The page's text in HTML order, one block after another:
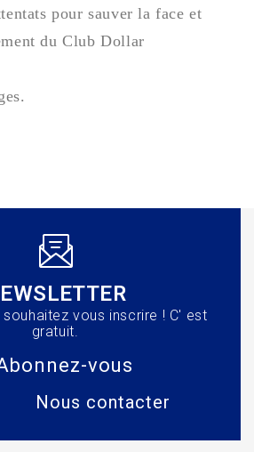
pour sauver la face et
du Club Dollar
souhaitez vous inscrire ! C' est
gratuit.
vous
Nous contacter